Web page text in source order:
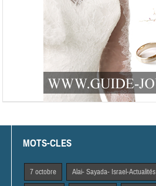
MOTS-CLES
7 octobre Alai- Sayada- Israel-Actualités